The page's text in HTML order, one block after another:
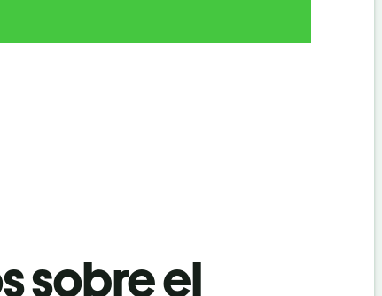
sobre el